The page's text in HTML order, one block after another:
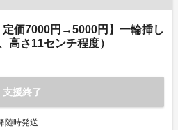
定価7000円→5000円】一輪挿し
高さ11センチ程度）
支援終了
随時発送